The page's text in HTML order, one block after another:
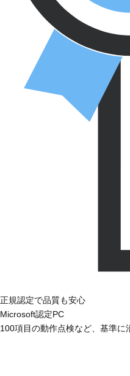
正規認定で品質も安心
Microsoft認定PC
100項目の動作点検など、基準